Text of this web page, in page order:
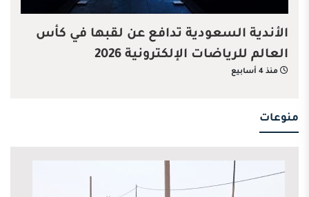
الأندية السعودية تدافع عن لقبها في كأس
العالم للرياضات الإلكترونية 2026
منذ 4 أسابيع
منوعات